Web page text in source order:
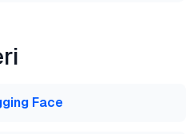
Temel Modelleri:
Face